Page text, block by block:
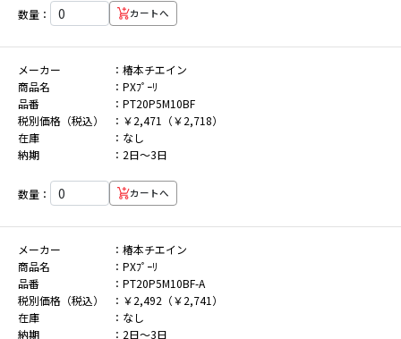
数量： カートへ
メーカー
椿本チエイン
商品名
PXﾌﾟｰﾘ
品番
PT20P5M10BF
税別価格（税込）
￥2,471（￥2,718）
在庫
なし
納期
2日～3日
数量： カートへ
メーカー
椿本チエイン
商品名
PXﾌﾟｰﾘ
品番
PT20P5M10BF-A
税別価格（税込）
￥2,492（￥2,741）
在庫
なし
納期
2日～3日